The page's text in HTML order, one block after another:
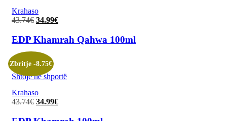
Krahaso
43.74€ Çmimi
qe:
34.99€
tanishëm
EDP Khamrah Qahwa 100ml
Shtoje në shportë
Krahaso
Zbritje -8.75€
43.74€ Çmimi
34.99€